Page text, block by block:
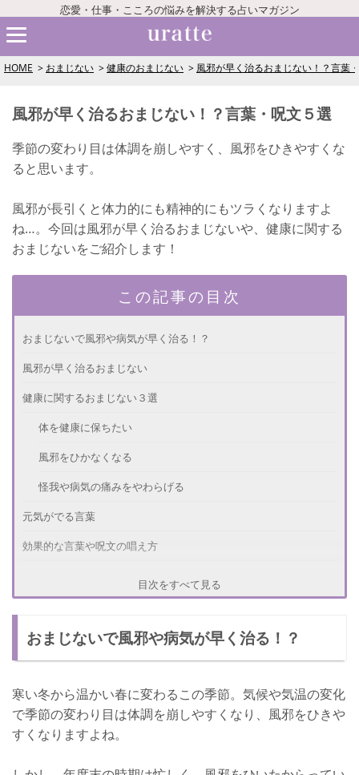
恋愛・仕事・こころの悩みを解決する占いマガジン
HOME おまじない 健康のおまじない 風邪が早く治るおまじない！？言葉
風邪が早く治るおまじない！？言葉・呪文５選
季節の変わり目は体調を崩しやすく、風邪をひきやすくな
ると思います。
風邪が長引くと体力的にも精神的にもツラくなりますよ
ね…。今回は風邪が早く治るおまじないや、健康に関する
おまじないをご紹介します！
この記事の目次
おまじないで風邪や病気が早く治る！？
風邪が早く治るおまじない
健康に関するおまじない３選
体を健康に保ちたい
風邪をひかなくなる
怪我や病気の痛みをやわらげる
元気がでる言葉
効果的な言葉や呪文の唱え方
まとめ
目次をすべて見る
おまじないで風邪や病気が早く治る！？
寒い冬から温かい春に変わるこの季節。気候や気温の変化
で季節の変わり目は体調を崩しやすくなり、風邪をひきや
すくなりますよね。